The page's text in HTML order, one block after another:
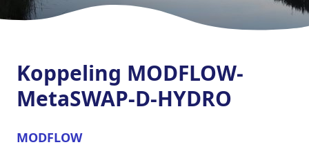
Koppeling MODFLOW-
MetaSWAP-D-HYDRO
MODFLOW